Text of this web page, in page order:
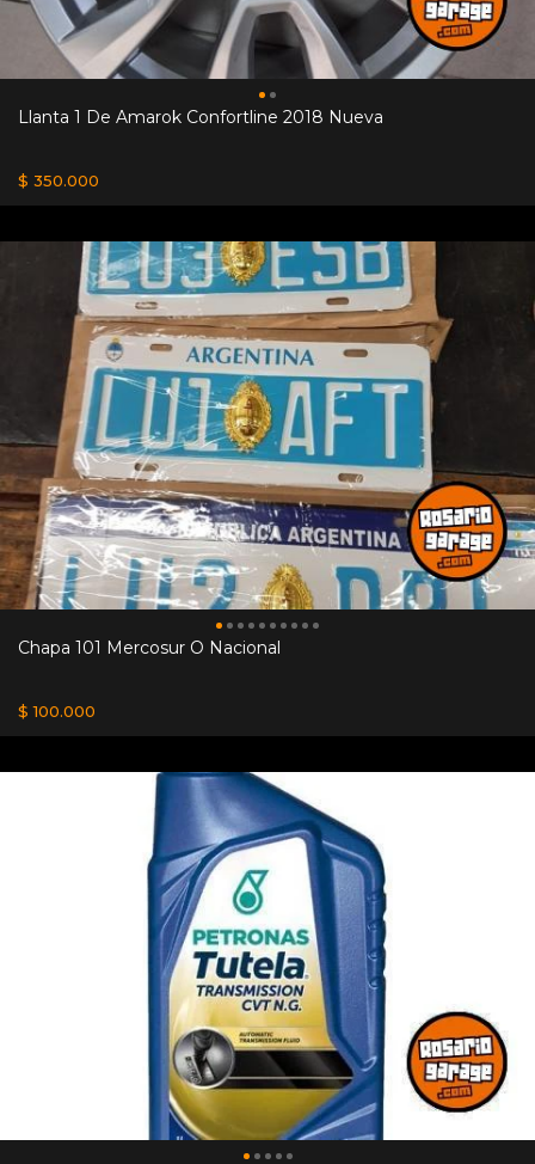
Llanta 1 De Amarok Confortline 2018 Nueva
$ 350.000
Chapa 101 Mercosur O Nacional
$ 100.000